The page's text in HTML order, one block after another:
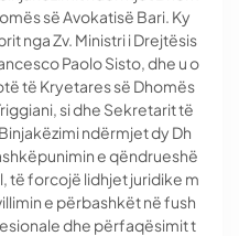
së Avokatisë Bari. Ky
nga Zv. Ministri i Drejtësis
Paolo Sisto, dhe u o
të Kryetares së Dhomës
si dhe Sekretarit të
ndërmjet dy Dh
e qëndrueshë
të forcojë lidhjet juridike m
e përbashkët në fush
dhe përfaqësimit t